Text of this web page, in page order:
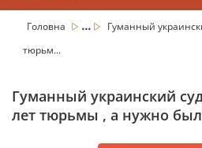
Головна ...
Гуманный
тюрьм...
Гуманный украинский
лет тюрьмы , а нужно